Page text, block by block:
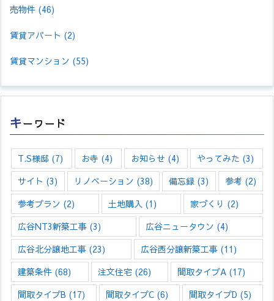
売物件 (46)
賃貸アパート (2)
賃貸マンション (55)
キーワード
T.S様邸 (7) お寺 (4) お知らせ (4) やってみた (3)
サイト (3) リノベーション (38) 備忘録 (3) 参考 (2)
参考プラン (2) 土地購入 (1) 家づくり (2)
広谷NT3新築工事 (3) 広谷ニュータウン (4)
広谷北分譲地工事 (23) 広谷西分譲新築工事 (11)
建築条件 (68) 注文住宅 (26) 間取タイプA (17)
間取タイプB (17) 間取タイプC (6) 間取タイプD (5)